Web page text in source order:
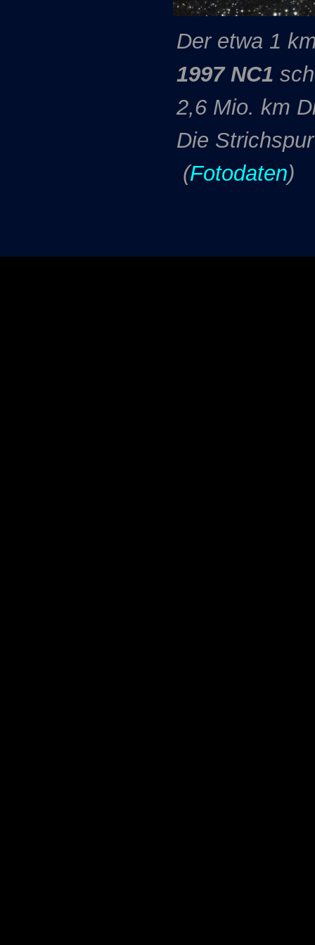
Der etwa 1
1997 NC1
2,6 Mio. km
Die
(Fotodaten)